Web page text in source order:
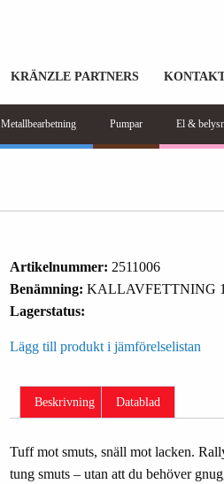
KRÄNZLE PARTNERS
Metallbearbetning Pumpar El &
Artikelnummer: 2511006
Benämning: KALLAVFETTNING
Lagerstatus:
Lägg till produkt i jämförelselistan
Beskrivning Datablad
Tuff mot smuts, snäll mot lacken.
tung smuts – utan att du behöver